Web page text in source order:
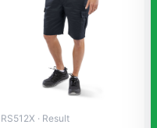
RS512X · Result